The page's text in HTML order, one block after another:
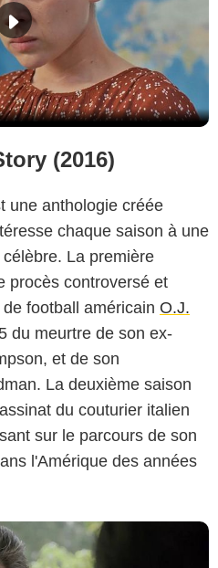
(2016)
une anthologie créée
chaque saison à une
La première
procès controversé et
football américain O.J.
du meurtre de son ex-
et de son
La deuxième saison
du couturier italien
sur le parcours de son
l'Amérique des années